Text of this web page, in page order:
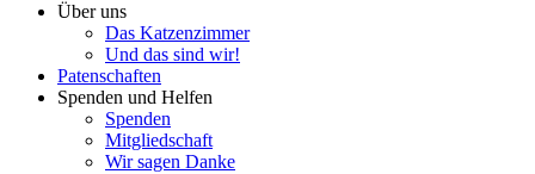
Über uns
Das Katzenzimmer
Und das sind wir!
Patenschaften
Spenden und Helfen
Spenden
Mitgliedschaft
Wir sagen Danke